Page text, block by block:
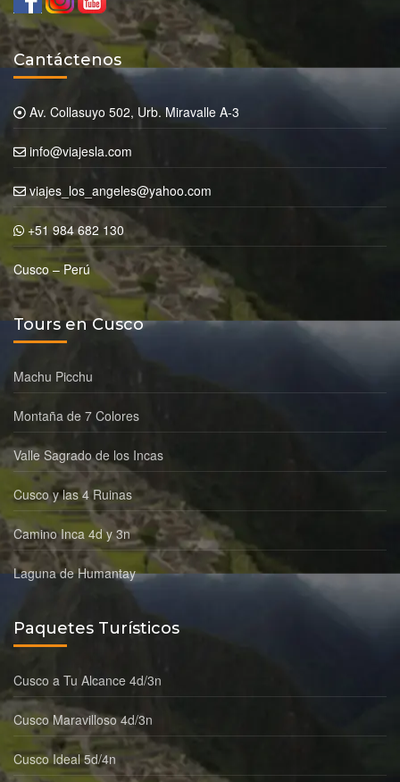
Cantáctenos
Av. Collasuyo 502, Urb. Miravalle A-3
info@viajesla.com
viajes_los_angeles@yahoo.com
+51 984 682 130
Cusco – Perú
Tours en Cusco
Machu Picchu
Montaña de 7 Colores
Valle Sagrado de los Incas
Cusco y las 4 Ruinas
Camino Inca 4d y 3n
Laguna de Humantay
Paquetes Turísticos
Cusco a Tu Alcance 4d/3n
Cusco Maravilloso 4d/3n
Cusco Ideal 5d/4n